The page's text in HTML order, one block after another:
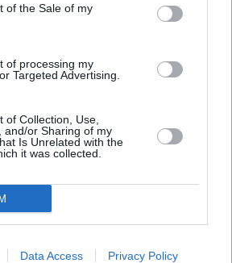
of the Sale of my
of processing my
Targeted Advertising.
of Collection, Use,
and/or Sharing of my
Is Unrelated with the
it was collected.
Data Access Privacy Policy